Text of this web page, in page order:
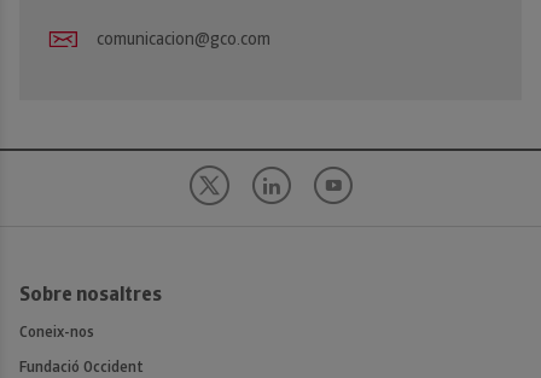
comunicacion@gco.com
Sobre nosaltres
Coneix-nos
Fundació Occident